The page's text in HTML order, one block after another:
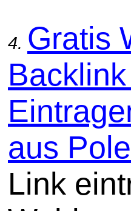
4. Gratis
aus
Link